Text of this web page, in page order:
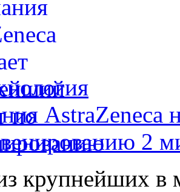
AstraZeneca
2
крупнейших в